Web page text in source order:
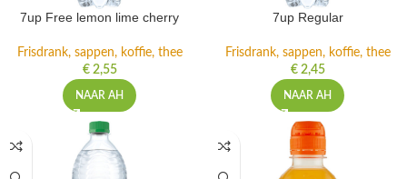
7up Free lemon lime cherry
Frisdrank, sappen, koffie, thee
€2,55
NAAR AH
7up Regular
Frisdrank, sappen, koffie, thee
€2,45
NAAR AH